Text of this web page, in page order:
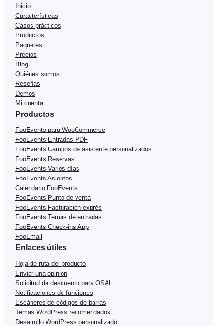
Inicio
Características
Casos prácticos
Productos
Paquetes
Precios
Blog
Quiénes somos
Reseñas
Demos
Mi cuenta
Productos
FooEvents para WooCommerce
FooEvents Entradas PDF
FooEvents Campos de asistente personalizados
FooEvents Reservas
FooEvents Varios días
FooEvents Asientos
Calendario FooEvents
FooEvents Punto de venta
FooEvents Facturación exprés
FooEvents Temas de entradas
FooEvents Check-ins App
FooEmail
Enlaces útiles
Hoja de ruta del producto
Enviar una opinión
Solicitud de descuento para OSAL
Notificaciones de funciones
Escáneres de códigos de barras
Temas WordPress recomendados
Desarrollo WordPress personalizado